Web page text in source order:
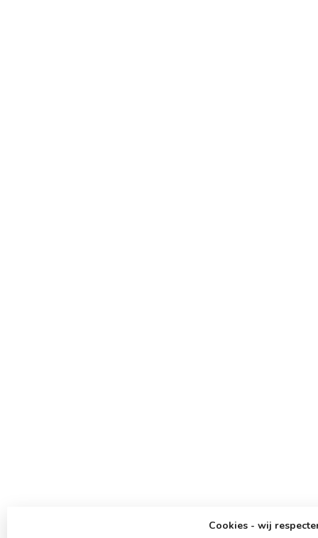
Cookies - wij